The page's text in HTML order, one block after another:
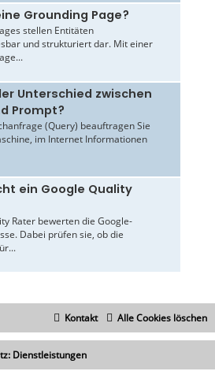
Grounding Page?
stellen Entitäten
und strukturiert dar. Mit einer
Unterschied zwischen
Prompt?
(Query) beauftragen Sie
im Internet Informationen
ein Google Quality
Rater bewerten die Google-
Dabei prüfen sie, ob die
Alle Cookies löschen
Kontakt
Dienstleistungen